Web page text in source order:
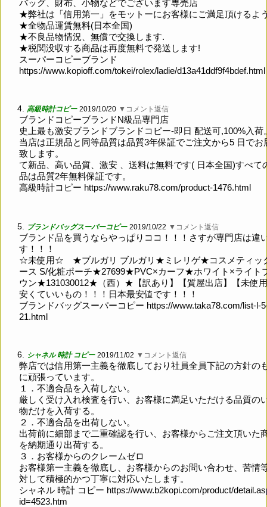
バッグ、財布、小物などでございます専売店
★弊社は「信用第一」をモットーにお客様にご満足頂けるよ
★全物品運賃無料(日本全国)
★不良品物情況、無償で交換します.
★税関没収する商品は再度無料で発送します!
スーパーコピーブランド
https://www.kopioff.com/tokei/rolex/ladie/d13a41ddf9f4bdef.html
4. 高級時計コピー 2019/10/20 ▼コメント返信
ブランドコピーブランドN級品専門店
史上最も激安ブランドブランドコピー-即日 配送可,100%入荷
当店は正規品と同等品質は品質3年保証でご注文から5 日でお
致します。
て新品、高い品質、激安 、送料は無料です( 日本全国)すべて
品は品質2年無料保証です。
高級時計コピー https://www.raku78.com/product-1476.html
5. ブランドバッグスーパーコピー 2019/10/22 ▼コメント返信
ブランド品を買うならやっぱりココ！！！さすが専門店は違
す！！！
☆未使用☆ ★ブルガリ ブルガリ★ミレリゲ★コスメティッ
ース S/化粧ポーチ★27699★PVC×カーフ★ホワイト×ライト
ウン★131030012★（西）★【訳あり】【質屋出店】【未使
安くていいもの！！！日本最安値です！！！
ブランドバッグスーパーコピー https://www.taka78.com/list-l-
21.html
6. シャネル 時計 コピー 2019/11/02 ▼コメント返信
弊店では信用第一主義を徹底しており社員全員下記の方針の
に頑張っています。
１．不適合品を入荷しない。
厳しく受け入れ検査を行い、お客様に満足いただける品質の
物だけを入荷する。
２．不適合品を出荷しない。
出荷前に細部まで二重確認を行い、お客様からご注文頂いた
を納期通り出荷する。
３．お客様からのクレームゼロ
お客様第一主義を徹底し、お客様からのお問い合わせ、苦情
対して積極的かつ丁寧に対応いたします。
シャネル 時計 コピー https://www.b2kopi.com/product/
id=4523.htm